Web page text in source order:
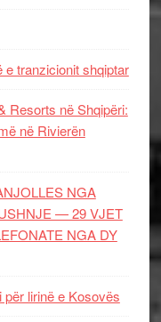
e tranzicionit shqiptar
Resorts në Shqipëri:
në Rivierën
NGA
— 29 VJET
NGA DY
lirinë e Kosovës